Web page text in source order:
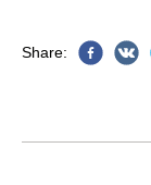
Share: